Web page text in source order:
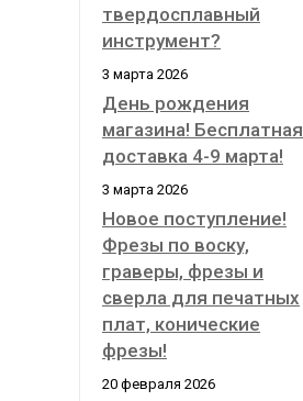
твердосплавный
инструмент?
3 марта 2026
День рождения
магазина! Бесплатная
доставка 4-9 марта!
3 марта 2026
Новое поступление!
Фрезы по воску,
граверы, фрезы и
сверла для печатных
плат, конические
фрезы!
20 февраля 2026